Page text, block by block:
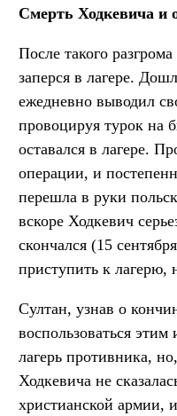
Смерть Ходкевича и
После такого
заперся в лагере.
ежедневно выводил
провоцируя турок на
оставался в лагере.
операции, и
перешла в руки
вскоре Ходкевич
скончался (15
приступить к
Султан, узнав о
воспользоваться этим
лагерь противника,
Ходкевича не
христианской армии,